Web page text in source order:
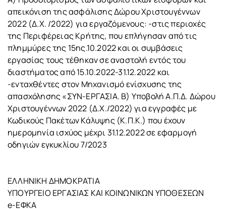
απεικόνιση της ασφάλισης Δώρου Χριστουγέννων
2022 (Δ.Χ. /2022) για εργαζόμενους: -στις περιοχές
της Περιφέρειας Κρήτης, που επλήγησαν από τις
πλημμύρες της 15ης.10.2022 και οι συμβάσεις
εργασίας τους τέθηκαν σε αναστολή εντός του
διαστήματος από 15.10.2022-31.12.2022 και
-ενταχθέντες στον Μηχανισμό ενίσχυσης της
απασχόλησης «ΣΥΝ-ΕΡΓΑΣΙΑ. Β) Υποβολή Α.Π.Δ. Δώρου
Χριστουγέννων 2022 (Δ.Χ./2022) για εγγραφές με
Κωδικούς Πακέτων Κάλυψης (Κ.Π.Κ.) που έχουν
ημερομηνία ισχύος μέχρι 31.12.2022 σε εφαρμογή
οδηγιών εγκυκλίου 7/2023
ΕΛΛΗΝΙΚΗ ΔΗΜΟΚΡΑΤΙΑ
ΥΠΟΥΡΓΕΙΟ ΕΡΓΑΣΙΑΣ ΚΑΙ ΚΟΙΝΩΝΙΚΩΝ ΥΠΟΘΕΣΕΩΝ
e-ΕΦΚΑ